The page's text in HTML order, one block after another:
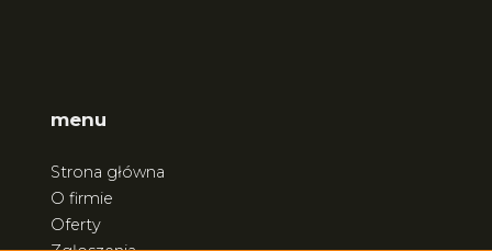
menu
Strona główna
O firmie
Oferty